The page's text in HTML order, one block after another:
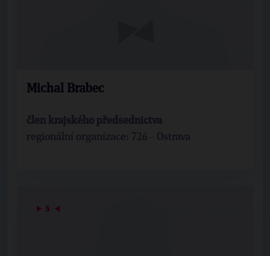
Michal Brabec
člen krajského předsednictva
regionální organizace: 726 - Ostrava
▶ 5 ◀